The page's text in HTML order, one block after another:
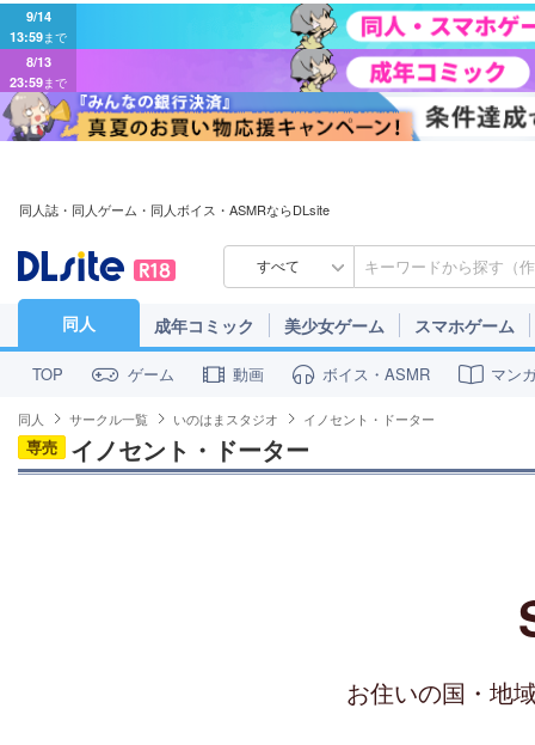
9/14
13:59まで
8/13
23:59まで
同人誌・同人ゲーム・同人ボイス・ASMRならDLsite
すべて
同人 成年コミック 美少女ゲーム スマホゲーム
TOP ゲーム 動画 ボイス・ASMR マン
同人 サークル一覧 いのはまスタジオ イノセント・ドーター
専売 イノセント・ドーター
お住いの国・地